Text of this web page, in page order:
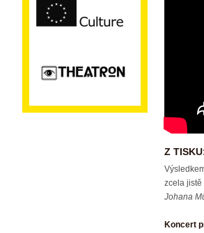
Z
zcela jistě
Johana
Koncert